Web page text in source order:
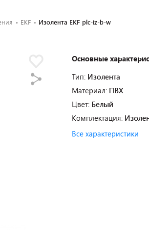
EKF Изолента EKF plc-iz-b-w
Основные
Тип: Изолента
Материал: ПВХ
Цвет: Белый
Комплектация:
Все характеристики